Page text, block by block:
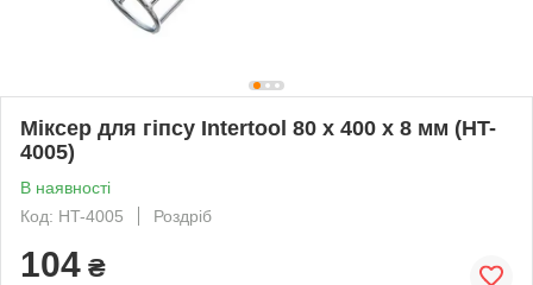
Міксер для гіпсу Intertool 80 х 400 х 8 мм (HT-
4005)
В наявності
Код: HT-4005
Роздріб
104 ₴